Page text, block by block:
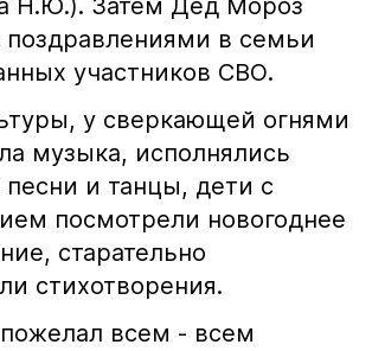
Н.Ю.). Затем Дед Мороз
в семьи
участников СВО.
у сверкающей огнями
музыка, исполнялись
песни и танцы, дети с
посмотрели новогоднее
старательно
стихотворения.
всем - всем